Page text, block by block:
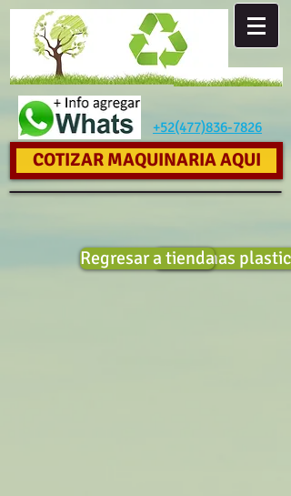
+52(477)836-7826
COTIZAR MAQUINARIA AQUI
Tengo mas
Regresar a tienda